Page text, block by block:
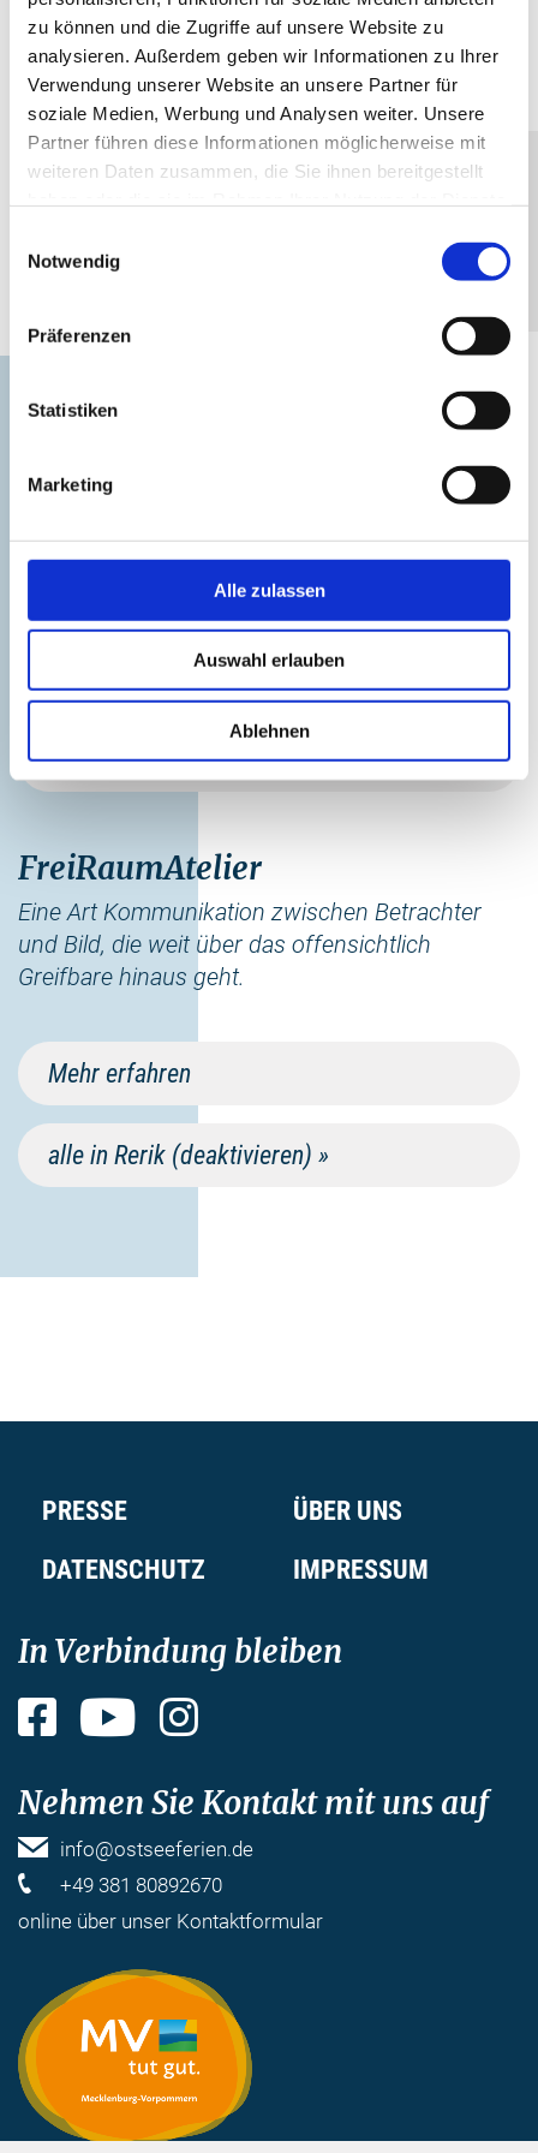
zu können und die Zugriffe auf unsere Website zu
analysieren. Außerdem geben wir Informationen zu Ihrer
Verwendung unserer Website an unsere Partner für
soziale Medien, Werbung und Analysen weiter. Unsere
Partner führen diese Informationen möglicherweise mit
weiteren Daten zusammen, die Sie ihnen bereitgestellt
Notwendig
Präferenzen
Statistiken
Marketing
Alle zulassen
Auswahl erlauben
Ablehnen
1/3
Listenansicht
Kartenansicht
KARTENDARSTELLUNG
Heimatmuseum Rerik
gegründet und befindet sich seit 1997 in der
Ostseebad. Hier wird die Entwicklung Reriks ab
1820 dokumentiert.
alle in Rerik (deaktivieren) »
FreiRaumAtelier
Eine Art Kommunikation zwischen Betrachter
und Bild, die weit über das offensichtlich
Greifbare hinaus geht.
Mehr erfahren
alle in Rerik (deaktivieren) »
PRESSE
ÜBER UNS
DATENSCHUTZ
IMPRESSUM
In Verbindung bleiben
Facebook YouTube
Nehmen Sie Kontakt mit uns auf
info@ostseeferien.de
+49 381 80892670
online über unser Kontaktformular